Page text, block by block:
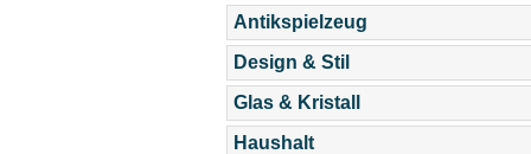
Antikspielzeug
Design & Stil
Glas & Kristall
Haushalt